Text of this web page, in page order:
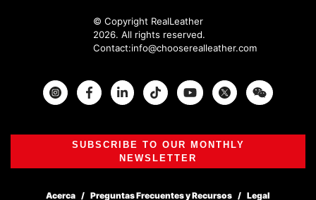
© Copyright RealLeather
2026. All rights reserved.
Contact:info@chooserealleather.com
InstagramFacebook Twitter
SUBSCRIBE TO OUR MONTHLY
NEWSLETTER
Acerca Preguntas Frecuentes y Recursos Legal